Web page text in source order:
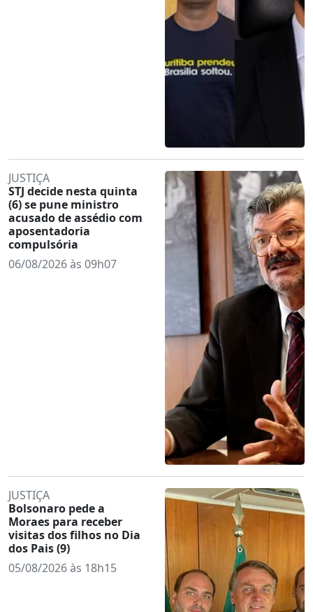
JUSTIÇA
STJ decide nesta quinta
(6) se pune ministro
acusado de assédio com
aposentadoria
compulsória
06/08/2026 às 09h07
JUSTIÇA
Bolsonaro pede a
Moraes para receber
visitas dos filhos no Dia
dos Pais (9)
05/08/2026 às 18h15